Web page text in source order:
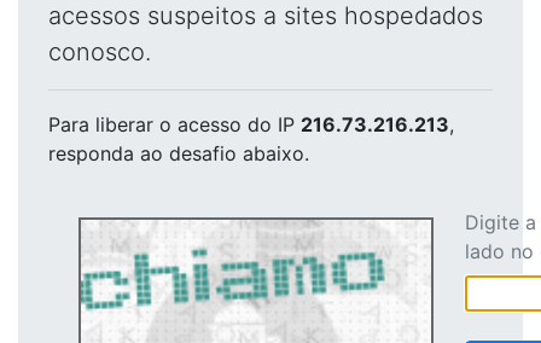
acessos suspeitos a sites hospedados
conosco.
Para liberar o acesso do IP 216.73.216.213,
responda ao desafio abaixo.
Digite
lado no